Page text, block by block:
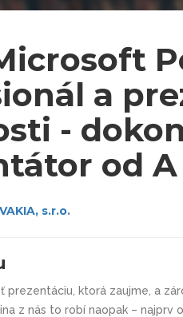
a
-
od A
s.r.o.
ktorá zaujme, a
z nás to robí naopak –